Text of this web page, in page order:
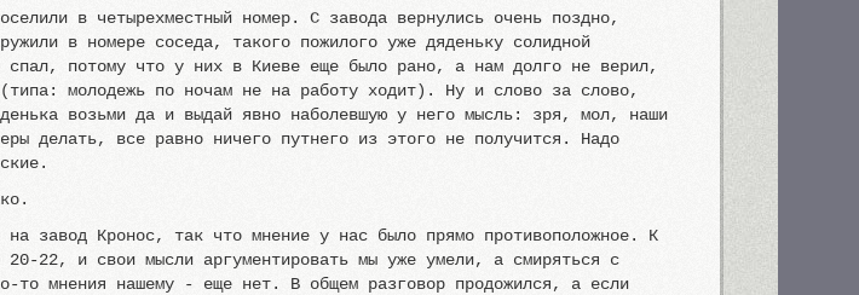
в четырехместный номер. С завода вернулись очень поздно,
в номере соседа, такого пожилого уже дяденьку солидной
спал, потому что у них в Киеве еще было рано, а нам долго не верил,
молодежь по ночам не на работу ходит). Ну и слово за слово,
возьми да и выдай явно наболевшую у него мысль: зря, мол, наши
делать, все равно ничего путнего из этого не получится. Надо
на завод Кронос, так что мнение у нас было прямо противоположное. К
22, и свои мысли аргументировать мы уже умели, а смиряться с
то мнения нашему - еще нет. В общем разговор продожился, а если